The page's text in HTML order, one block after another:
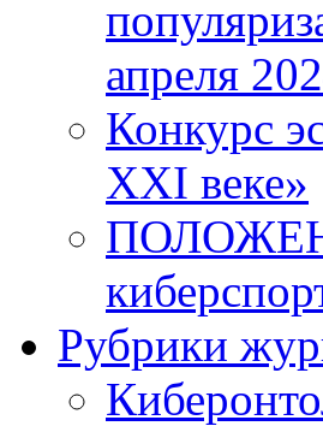
апреля
Конкурс
XXI веке»
Рубрики